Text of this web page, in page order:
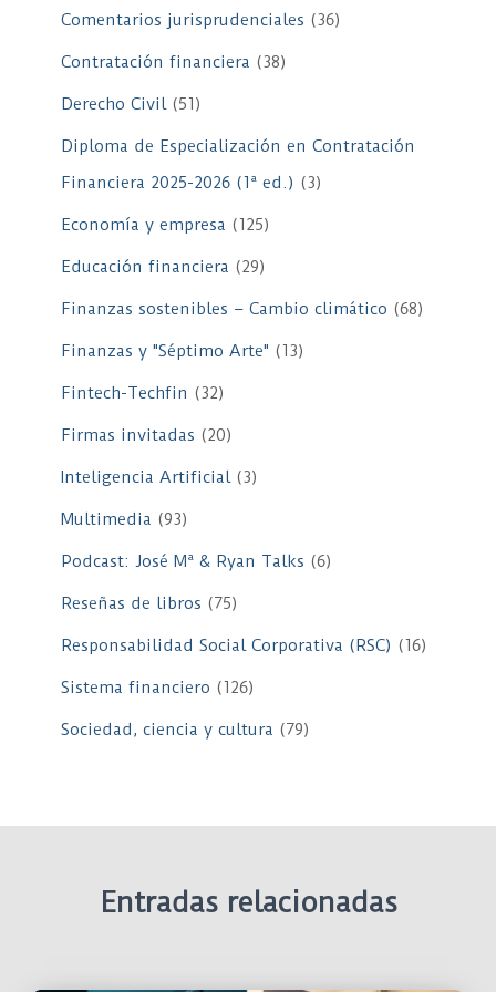
Comentarios jurisprudenciales (36)
Contratación financiera (38)
Derecho Civil(51)
Diploma de Especialización en Contratación
Financiera 2025-2026 (1ª ed.) (3)
Economía y empresa (125)
Educación financiera (29)
Finanzas sostenibles – Cambio climático (68)
Finanzas y "Séptimo Arte" (13)
Fintech-Techfin (32)
Firmas invitadas (20)
Inteligencia Artificial(3)
Multimedia (93)
Podcast: José Mª & Ryan Talks (6)
Reseñas de libros (75)
Responsabilidad Social Corporativa (RSC) (16)
Sistema financiero (126)
Sociedad, ciencia y cultura (79)
Entradas relacionadas